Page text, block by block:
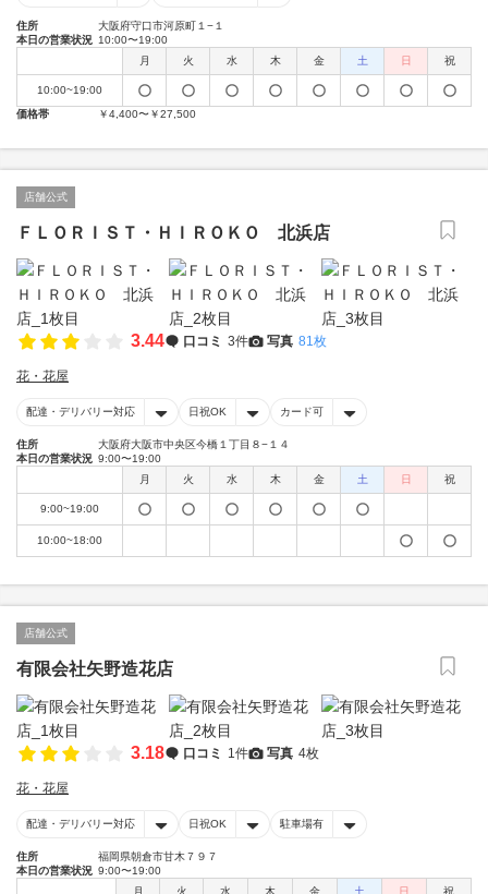
住所
大阪府守口市河原町１−１
本日の営業状況 10:00〜19:00
月
火 水 木 金 土 日 祝
10:00~19:00
価格帯
￥4,400〜￥27,500
店舗公式
ＦＬＯＲＩＳＴ・ＨＩＲＯＫＯ 北浜店
3.44 口コミ 3件 写真 81枚
花・花屋
配達・デリバリー対応 日祝OK カード可
住所
大阪府大阪市中央区今橋１丁目８−１４
本日の営業状況 9:00〜19:00
月
火 水 木 金 土 日 祝
9:00~19:00
10:00~18:00
店舗公式
有限会社矢野造花店
3.18 口コミ 1件 写真 4枚
花・花屋
配達・デリバリー対応 日祝OK 駐車場有
住所
福岡県朝倉市甘木７９７
本日の営業状況 9:00〜19:00
月
火 水 木 金 土 日 祝